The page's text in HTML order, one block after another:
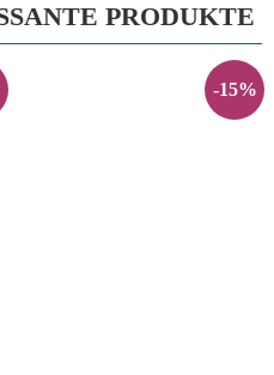
PRODUKTE
-15%